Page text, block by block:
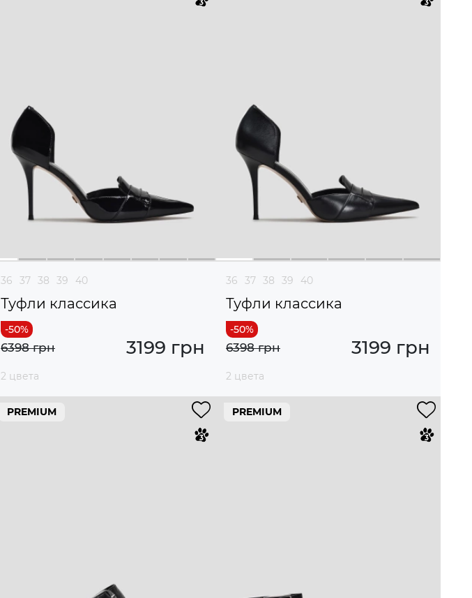
36 37 38 39 40
Туфли классика
3199 грн
6398 грн
2 цвета
36 37 38 39 40
Туфли классика
3199 грн
6398 грн
2 цвета
PREMIUM PREMIUM